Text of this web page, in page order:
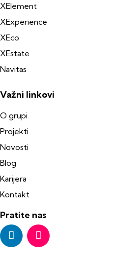
XElement
XExperience
XEco
XEstate
Navitas
Važni linkovi
O grupi
Projekti
Novosti
Blog
Karijera
Kontakt
Pratite nas